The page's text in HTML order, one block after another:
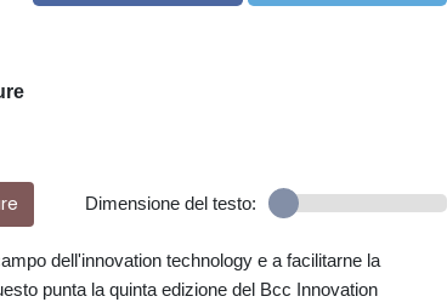
Dimensione del testo:
dell'innovation technology e a facilitarne la
punta la quinta edizione del Bcc Innovation